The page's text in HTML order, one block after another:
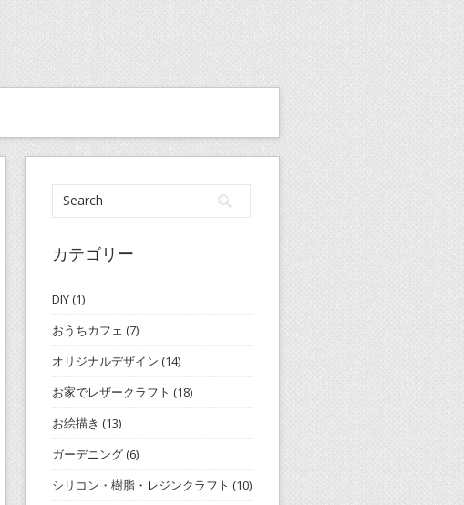
カテゴリー
DIY(1)
おうちカフェ (7)
オリジナルデザイン (14)
お家でレザークラフト (18)
お絵描き (13)
ガーデニング(6)
シリコン・樹脂・レジンクラフト (10)